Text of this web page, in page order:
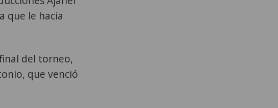
que le hacía
del torneo,
que venció